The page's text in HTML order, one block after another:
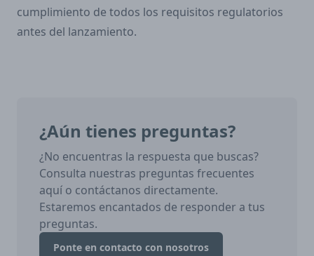
cumplimiento de todos los requisitos regulatorios
antes del lanzamiento.
¿Aún tienes preguntas?
¿No encuentras la respuesta que buscas?
Consulta nuestras preguntas frecuentes
aquí o contáctanos directamente.
Estaremos encantados de responder a tus
preguntas.
Ponte en contacto con nosotros